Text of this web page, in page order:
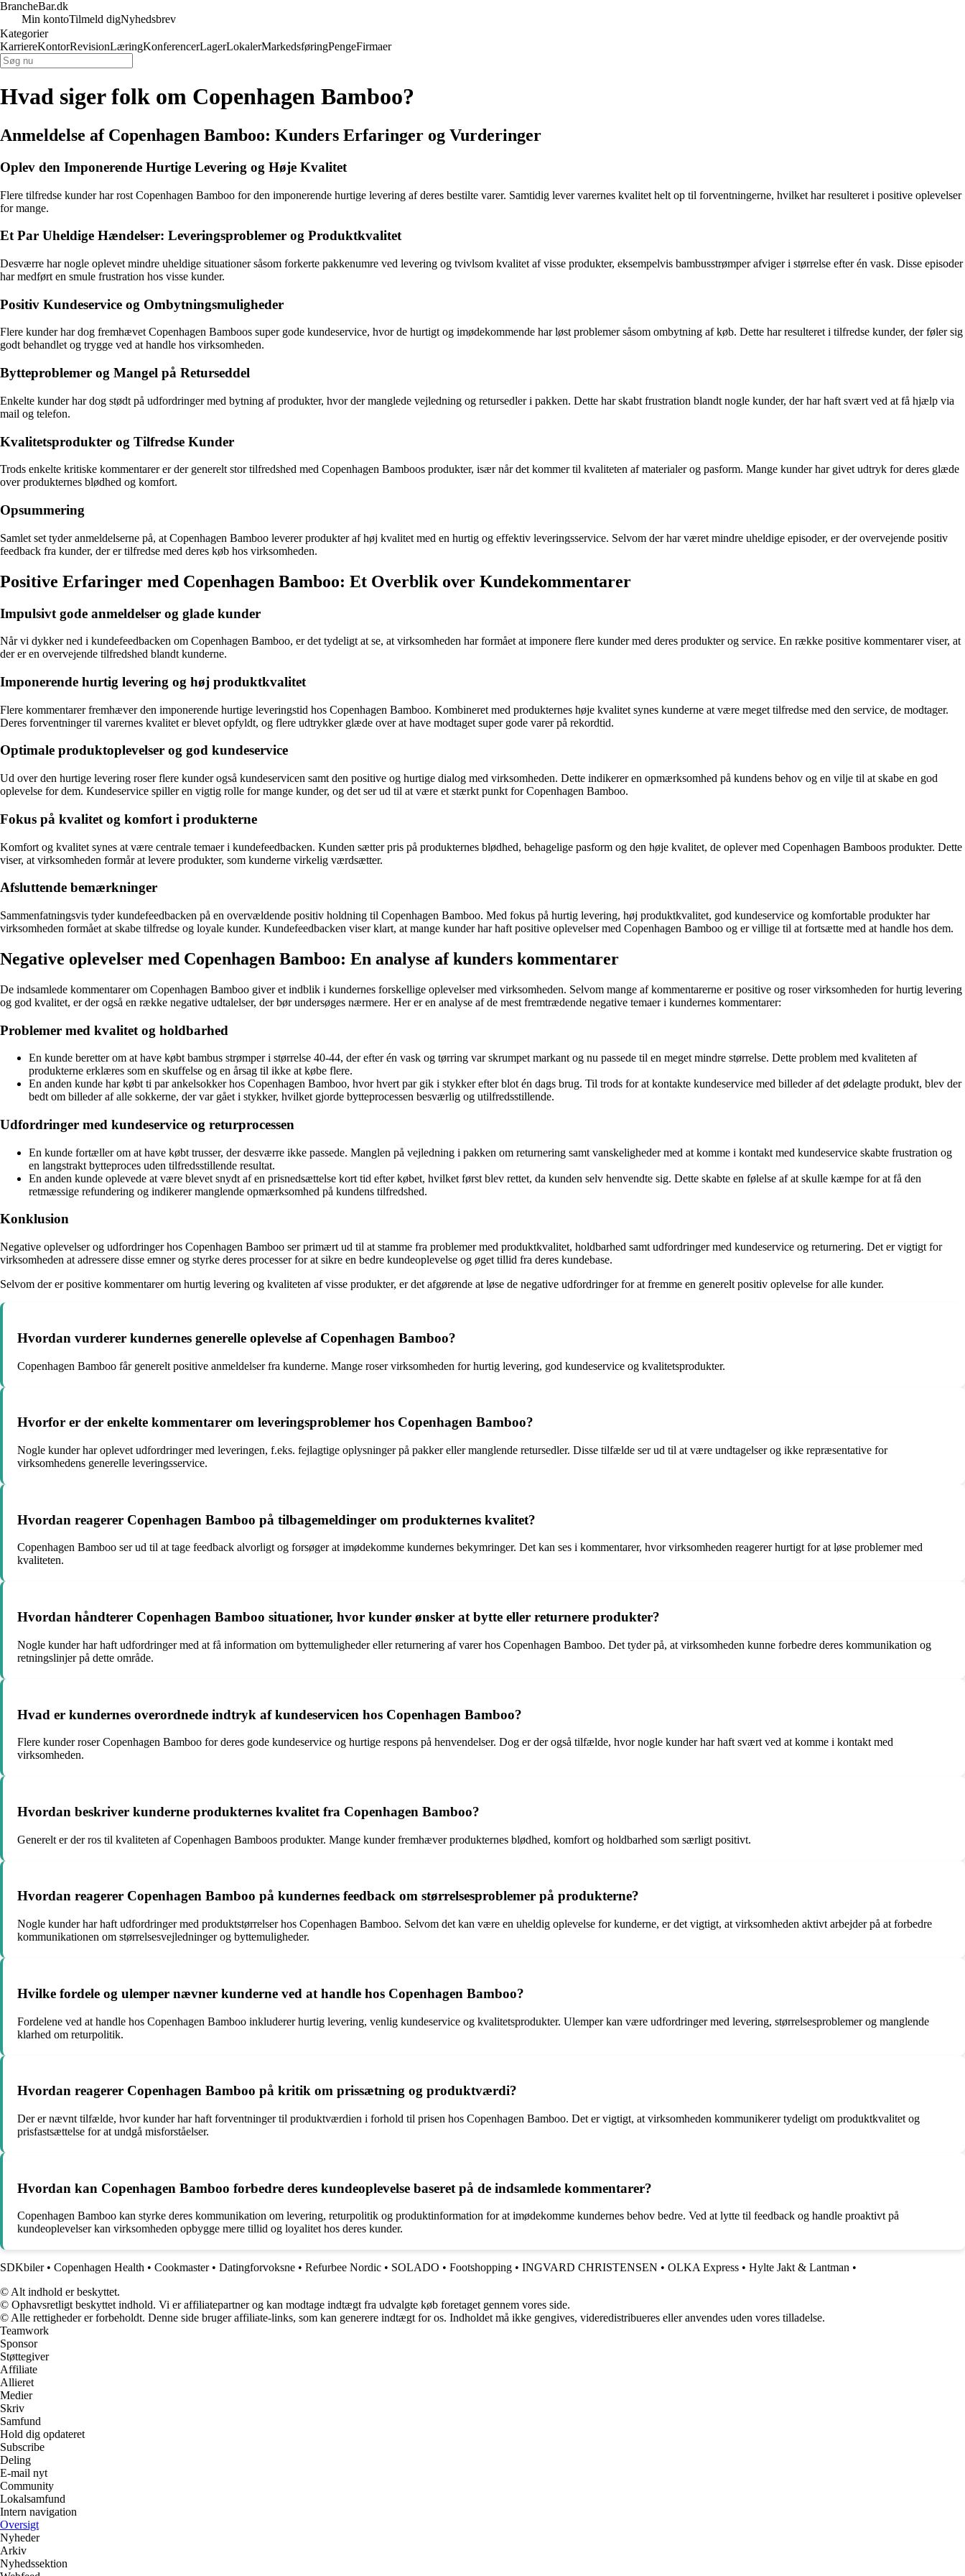
BrancheBar.dk
Min kontoTilmeld digNyhedsbrev
Kategorier
KarriereKontorRevisionLæringKonferencerLagerLokalerMarkedsføringPengeFirmaer
Hvad siger folk om Copenhagen Bamboo?
Anmeldelse af Copenhagen Bamboo: Kunders Erfaringer og Vurderinger
Oplev den Imponerende Hurtige Levering og Høje Kvalitet
Flere tilfredse kunder har rost Copenhagen Bamboo for den imponerende hurtige levering af deres bestilte varer. Samtidig lever varernes kvalitet helt op til forventningerne, hvilket har resulteret i positive oplevelser
for mange.
Et Par Uheldige Hændelser: Leveringsproblemer og Produktkvalitet
Desværre har nogle oplevet mindre uheldige situationer såsom forkerte pakkenumre ved levering og tvivlsom kvalitet af visse produkter, eksempelvis bambusstrømper afviger i størrelse efter én vask. Disse episoder
har medført en smule frustration hos visse kunder.
Positiv Kundeservice og Ombytningsmuligheder
Flere kunder har dog fremhævet Copenhagen Bamboos super gode kundeservice, hvor de hurtigt og imødekommende har løst problemer såsom ombytning af køb. Dette har resulteret i tilfredse kunder, der føler sig
godt behandlet og trygge ved at handle hos virksomheden.
Bytteproblemer og Mangel på Returseddel
Enkelte kunder har dog stødt på udfordringer med bytning af produkter, hvor der manglede vejledning og retursedler i pakken. Dette har skabt frustration blandt nogle kunder, der har haft svært ved at få hjælp via
mail og telefon.
Kvalitetsprodukter og Tilfredse Kunder
Trods enkelte kritiske kommentarer er der generelt stor tilfredshed med Copenhagen Bamboos produkter, især når det kommer til kvaliteten af materialer og pasform. Mange kunder har givet udtryk for deres glæde
over produkternes blødhed og komfort.
Opsummering
Samlet set tyder anmeldelserne på, at Copenhagen Bamboo leverer produkter af høj kvalitet med en hurtig og effektiv leveringsservice. Selvom der har været mindre uheldige episoder, er der overvejende positiv
feedback fra kunder, der er tilfredse med deres køb hos virksomheden.
Positive Erfaringer med Copenhagen Bamboo: Et Overblik over Kundekommentarer
Impulsivt gode anmeldelser og glade kunder
Når vi dykker ned i kundefeedbacken om Copenhagen Bamboo, er det tydeligt at se, at virksomheden har formået at imponere flere kunder med deres produkter og service. En række positive kommentarer viser, at
der er en overvejende tilfredshed blandt kunderne.
Imponerende hurtig levering og høj produktkvalitet
Flere kommentarer fremhæver den imponerende hurtige leveringstid hos Copenhagen Bamboo. Kombineret med produkternes høje kvalitet synes kunderne at være meget tilfredse med den service, de modtager.
Deres forventninger til varernes kvalitet er blevet opfyldt, og flere udtrykker glæde over at have modtaget super gode varer på rekordtid.
Optimale produktoplevelser og god kundeservice
Ud over den hurtige levering roser flere kunder også kundeservicen samt den positive og hurtige dialog med virksomheden. Dette indikerer en opmærksomhed på kundens behov og en vilje til at skabe en god
oplevelse for dem. Kundeservice spiller en vigtig rolle for mange kunder, og det ser ud til at være et stærkt punkt for Copenhagen Bamboo.
Fokus på kvalitet og komfort i produkterne
Komfort og kvalitet synes at være centrale temaer i kundefeedbacken. Kunden sætter pris på produkternes blødhed, behagelige pasform og den høje kvalitet, de oplever med Copenhagen Bamboos produkter. Dette
viser, at virksomheden formår at levere produkter, som kunderne virkelig værdsætter.
Afsluttende bemærkninger
Sammenfatningsvis tyder kundefeedbacken på en overvældende positiv holdning til Copenhagen Bamboo. Med fokus på hurtig levering, høj produktkvalitet, god kundeservice og komfortable produkter har
virksomheden formået at skabe tilfredse og loyale kunder. Kundefeedbacken viser klart, at mange kunder har haft positive oplevelser med Copenhagen Bamboo og er villige til at fortsætte med at handle hos dem.
Negative oplevelser med Copenhagen Bamboo: En analyse af kunders kommentarer
De indsamlede kommentarer om Copenhagen Bamboo giver et indblik i kundernes forskellige oplevelser med virksomheden. Selvom mange af kommentarerne er positive og roser virksomheden for hurtig levering
og god kvalitet, er der også en række negative udtalelser, der bør undersøges nærmere. Her er en analyse af de mest fremtrædende negative temaer i kundernes kommentarer:
Problemer med kvalitet og holdbarhed
En kunde beretter om at have købt bambus strømper i størrelse 40-44, der efter én vask og tørring var skrumpet markant og nu passede til en meget mindre størrelse. Dette problem med kvaliteten af
produkterne erklæres som en skuffelse og en årsag til ikke at købe flere.
En anden kunde har købt ti par ankelsokker hos Copenhagen Bamboo, hvor hvert par gik i stykker efter blot én dags brug. Til trods for at kontakte kundeservice med billeder af det ødelagte produkt, blev der
bedt om billeder af alle sokkerne, der var gået i stykker, hvilket gjorde bytteprocessen besværlig og utilfredsstillende.
Udfordringer med kundeservice og returprocessen
En kunde fortæller om at have købt trusser, der desværre ikke passede. Manglen på vejledning i pakken om returnering samt vanskeligheder med at komme i kontakt med kundeservice skabte frustration og
en langstrakt bytteproces uden tilfredsstillende resultat.
En anden kunde oplevede at være blevet snydt af en prisnedsættelse kort tid efter købet, hvilket først blev rettet, da kunden selv henvendte sig. Dette skabte en følelse af at skulle kæmpe for at få den
retmæssige refundering og indikerer manglende opmærksomhed på kundens tilfredshed.
Konklusion
Negative oplevelser og udfordringer hos Copenhagen Bamboo ser primært ud til at stamme fra problemer med produktkvalitet, holdbarhed samt udfordringer med kundeservice og returnering. Det er vigtigt for
virksomheden at adressere disse emner og styrke deres processer for at sikre en bedre kundeoplevelse og øget tillid fra deres kundebase.
Selvom der er positive kommentarer om hurtig levering og kvaliteten af visse produkter, er det afgørende at løse de negative udfordringer for at fremme en generelt positiv oplevelse for alle kunder.
Hvordan vurderer kundernes generelle oplevelse af Copenhagen Bamboo?
Copenhagen Bamboo får generelt positive anmeldelser fra kunderne. Mange roser virksomheden for hurtig levering, god kundeservice og kvalitetsprodukter.
Hvorfor er der enkelte kommentarer om leveringsproblemer hos Copenhagen Bamboo?
Nogle kunder har oplevet udfordringer med leveringen, f.eks. fejlagtige oplysninger på pakker eller manglende retursedler. Disse tilfælde ser ud til at være undtagelser og ikke repræsentative for
virksomhedens generelle leveringsservice.
Hvordan reagerer Copenhagen Bamboo på tilbagemeldinger om produkternes kvalitet?
Copenhagen Bamboo ser ud til at tage feedback alvorligt og forsøger at imødekomme kundernes bekymringer. Det kan ses i kommentarer, hvor virksomheden reagerer hurtigt for at løse problemer med
kvaliteten.
Hvordan håndterer Copenhagen Bamboo situationer, hvor kunder ønsker at bytte eller returnere produkter?
Nogle kunder har haft udfordringer med at få information om byttemuligheder eller returnering af varer hos Copenhagen Bamboo. Det tyder på, at virksomheden kunne forbedre deres kommunikation og
retningslinjer på dette område.
Hvad er kundernes overordnede indtryk af kundeservicen hos Copenhagen Bamboo?
Flere kunder roser Copenhagen Bamboo for deres gode kundeservice og hurtige respons på henvendelser. Dog er der også tilfælde, hvor nogle kunder har haft svært ved at komme i kontakt med
virksomheden.
Hvordan beskriver kunderne produkternes kvalitet fra Copenhagen Bamboo?
Generelt er der ros til kvaliteten af Copenhagen Bamboos produkter. Mange kunder fremhæver produkternes blødhed, komfort og holdbarhed som særligt positivt.
Hvordan reagerer Copenhagen Bamboo på kundernes feedback om størrelsesproblemer på produkterne?
Nogle kunder har haft udfordringer med produktstørrelser hos Copenhagen Bamboo. Selvom det kan være en uheldig oplevelse for kunderne, er det vigtigt, at virksomheden aktivt arbejder på at forbedre
kommunikationen om størrelsesvejledninger og byttemuligheder.
Hvilke fordele og ulemper nævner kunderne ved at handle hos Copenhagen Bamboo?
Fordelene ved at handle hos Copenhagen Bamboo inkluderer hurtig levering, venlig kundeservice og kvalitetsprodukter. Ulemper kan være udfordringer med levering, størrelsesproblemer og manglende
klarhed om returpolitik.
Hvordan reagerer Copenhagen Bamboo på kritik om prissætning og produktværdi?
Der er nævnt tilfælde, hvor kunder har haft forventninger til produktværdien i forhold til prisen hos Copenhagen Bamboo. Det er vigtigt, at virksomheden kommunikerer tydeligt om produktkvalitet og
prisfastsættelse for at undgå misforståelser.
Hvordan kan Copenhagen Bamboo forbedre deres kundeoplevelse baseret på de indsamlede kommentarer?
Copenhagen Bamboo kan styrke deres kommunikation om levering, returpolitik og produktinformation for at imødekomme kundernes behov bedre. Ved at lytte til feedback og handle proaktivt på
kundeoplevelser kan virksomheden opbygge mere tillid og loyalitet hos deres kunder.
SDKbiler• Copenhagen Health • Cookmaster• Datingforvoksne • Refurbee Nordic • SOLADO • Footshopping • INGVARD CHRISTENSEN • OLKA Express • Hylte Jakt & Lantman •
© Alt indhold er beskyttet.
© Ophavsretligt beskyttet indhold. Vi er affiliatepartner og kan modtage indtægt fra udvalgte køb foretaget gennem vores side.
© Alle rettigheder er forbeholdt. Denne side bruger affiliate-links, som kan generere indtægt for os. Indholdet må ikke gengives, videredistribueres eller anvendes uden vores tilladelse.
Teamwork
Sponsor
Støttegiver
Affiliate
Allieret
Medier
Skriv
Samfund
Hold dig opdateret
Subscribe
Deling
E-mail nyt
Community
Lokalsamfund
Intern navigation
Oversigt
Nyheder
Arkiv
Nyhedssektion